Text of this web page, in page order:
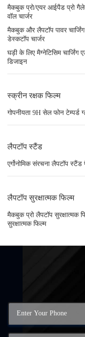
मैकबुक प्रो/एयर आईपैड प्रो
वॉल चार्जर
मैकबुक और लैपटॉप पावर
डेस्कटॉप चार्जर
घड़ी के लिए मैग्नेटिसिम चार्जिंग
डिजाइन
स्क्रीन रक्षक फिल्म
गोपनीयता 9H सेल फोन टेम्पर्ड
लैपटॉप स्टैंड
एर्गोनोमिक संरचना लैपटॉप
लैपटॉप सुरक्षात्मक फिल्म
मैकबुक प्रो लैपटॉप सुरक्षात्मक
सुरक्षात्मक फिल्म